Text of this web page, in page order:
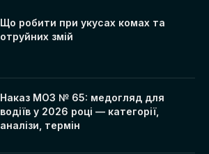
Що робити при укусах комах та
отруйних змій
Наказ МОЗ № 65: медогляд для
водіїв у 2026 році — категорії,
аналізи, термін